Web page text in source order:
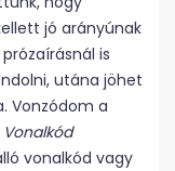
jó arányúnak
is
utána jöhet
Vonzódom a
Vonalkód
vonalkód vagy